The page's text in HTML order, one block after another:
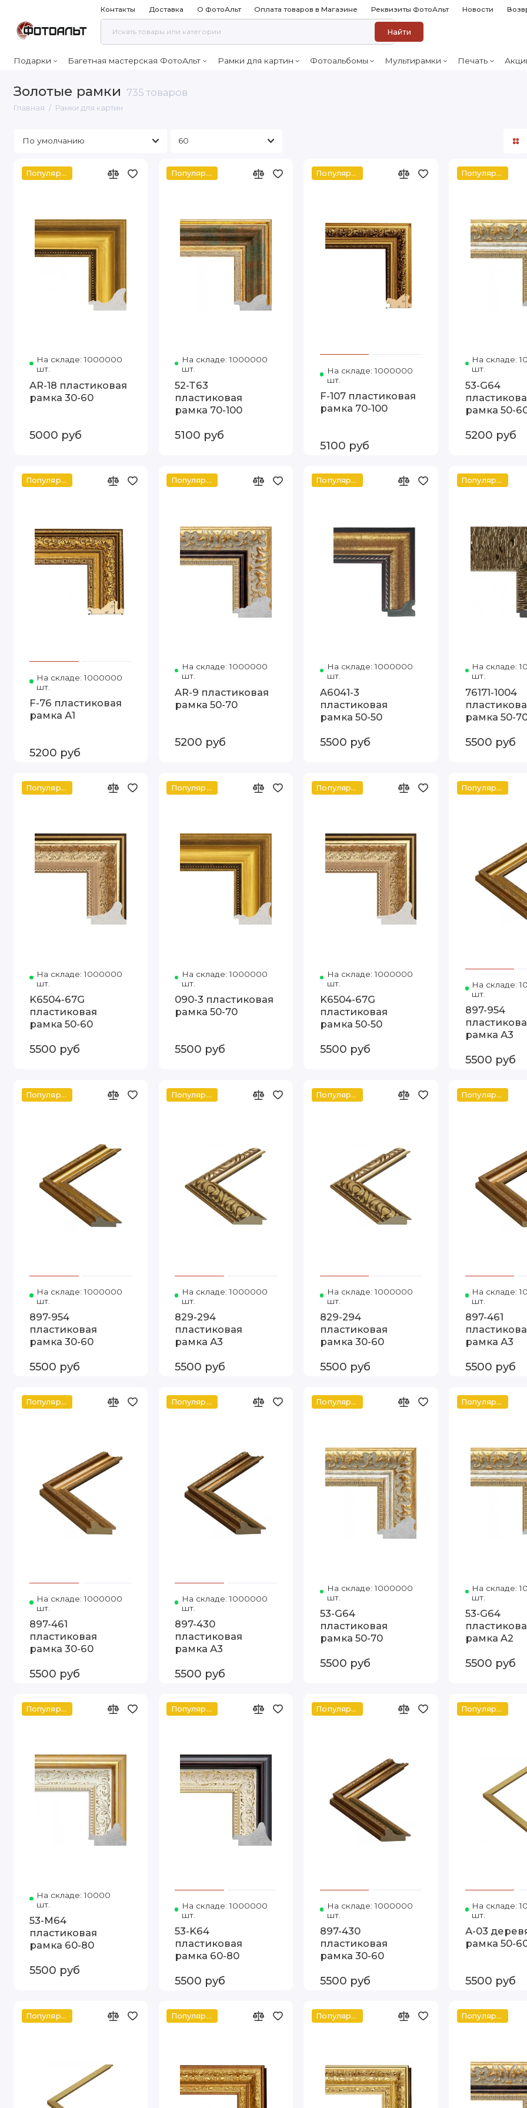
Контакты Доставка О ФотоАльт Оплата товаров в Магазине Реквизиты ФотоАльт Новости
Найти
Подарки Багетная мастерская ФотоАльт Рамки для картин Фотоальбомы Мультирамки Печать
Золотые рамки 735 товаров
Главная Рамки для картин
Популярное
На складе: 1000000
шт.
Код товара: DL-65031 30-60 Артэ
AR-18 пластиковая
рамка 30-60
5000 руб
Популярное
На складе: 1000000
шт.
52-T63
пластиковая
рамка 70-100
5100 руб
Популярное
На складе: 1000000
шт.
Код товара: Т.4326.А-1 70-
F-107 пластиковая
рамка 70-100
5100 руб
Популярное
На складе:
шт.
53-G64
рамка 50-
5200 руб
Популярное
На складе: 1000000
шт.
Код товара: Т.6025-1 А1 FN
F-76 пластиковая
рамка А1
5200 руб
Популярное
На складе: 1000000
шт.
Код товара: 5304-H64 50-70 Артэ
AR-9 пластиковая
рамка 50-70
5200 руб
Популярное
На складе: 1000000
шт.
Код товара: A6041-3 50-
A6041-3
пластиковая
рамка 50-50
5500 руб
Популярное
На складе:
шт.
76171-1004
рамка 50-
5500 руб
Популярное
На складе: 1000000
шт.
Код товара: K6504-67G 50-60 Артэ
K6504-67G
пластиковая
рамка 50-60
5500 руб
Популярное
На складе: 1000000
шт.
Код товара: DL-65031 50-70 Артэ
090-3 пластиковая
рамка 50-70
5500 руб
Популярное
На складе: 1000000
шт.
K6504-67G
пластиковая
рамка 50-50
5500 руб
Популярное
На складе:
шт.
897-954
рамка А3
5500 руб
Популярное
На складе: 1000000
шт.
Код товара: 897-954 30-60 Видека
897-954
пластиковая
рамка 30-60
5500 руб
Популярное
На складе: 1000000
шт.
Код товара: 829-294 А3 Видека
829-294
пластиковая
рамка А3
5500 руб
Популярное
На складе: 1000000
шт.
Код товара: 829-294 30-
829-294
пластиковая
рамка 30-60
5500 руб
Популярное
На складе:
шт.
897-461
рамка А3
5500 руб
Популярное
На складе: 1000000
шт.
Код товара: 897-461 30-60 Видека
897-461
пластиковая
рамка 30-60
5500 руб
Популярное
На складе: 1000000
шт.
Код товара: 897-430 А3 Видека
897-430
пластиковая
рамка А3
5500 руб
Популярное
На складе: 1000000
шт.
Код товара: 5304-G64 50-
53-G64
пластиковая
рамка 50-70
5500 руб
Популярное
На складе:
шт.
53-G64
рамка A2
5500 руб
Популярное
На складе: 10000
шт.
53-M64
пластиковая
рамка 60-80
5500 руб
Популярное
На складе: 1000000
шт.
Код товара: 5303-K64 60-80 Артэ
53-K64
пластиковая
рамка 60-80
5500 руб
Популярное
На складе: 1000000
шт.
Код товара: 897-430 30-
897-430
пластиковая
рамка 30-60
5500 руб
Популярное
На складе:
шт.
А-03
рамка 50-
5500 руб
Популярное Популярное Популярное Популярное